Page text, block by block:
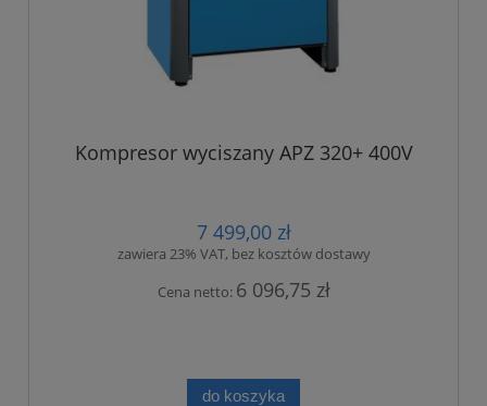
Kompresor wyciszany APZ 320+ 400V
7 499,00 zł
zawiera 23% VAT, bez kosztów dostawy
Cena netto: 6 096,75 zł
do koszyka